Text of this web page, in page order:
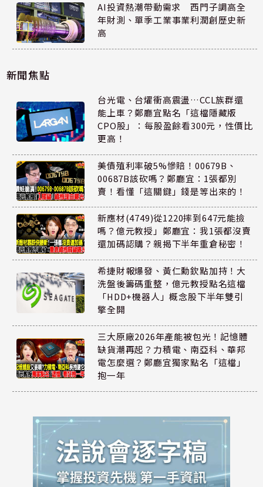
AI投資熱潮帶動需求 西門子調高全
年財測、單季工業事業利潤創歷史新
高
新聞焦點
台光電、台燿衝高震盪…CCL族群還
能上車？鄭廳宜點名「這檔隱藏版
CPO股」：每股盈餘看300元，性價比
更高！
美債殖利率破5%慘賠！00679B、
00687B該砍嗎？鄭廳宜：1張都別
賣！看懂「這關鍵」錢是等出來的！
新應材(4749)從1220摔到647元能撿
嗎？億元教授」鄭廳宜：我1張都沒賣
還加碼認購？親揭下半年重倉秘密！
希捷財報爆發、黃仁勳欽點加持！大
洗盤後籌碼重整，億元教授點名這檔
「HDD+機器人」概念股下半年雙引
擎全開
三大原廠2026年產能被包光！記憶體
缺貨潮再起？力積電、南亞科、華邦
電怎麼選？鄭廳宜獨家點名「這檔」
抱一年